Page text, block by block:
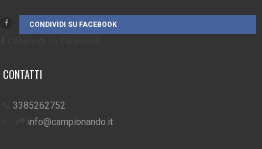
CONDIVIDI SU FACEBOOK
CONTATTI
3385262752
info@campionando.it